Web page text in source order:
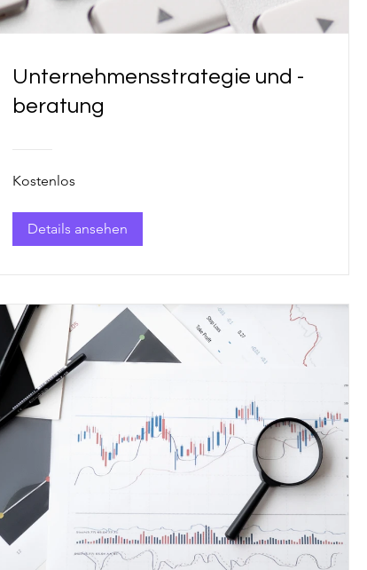
Unternehmensstrategie und -
beratung
Kostenlos
Details ansehen